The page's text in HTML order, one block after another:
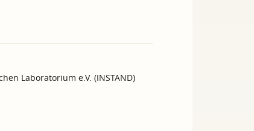
Laboratorium e.V. (INSTAND)